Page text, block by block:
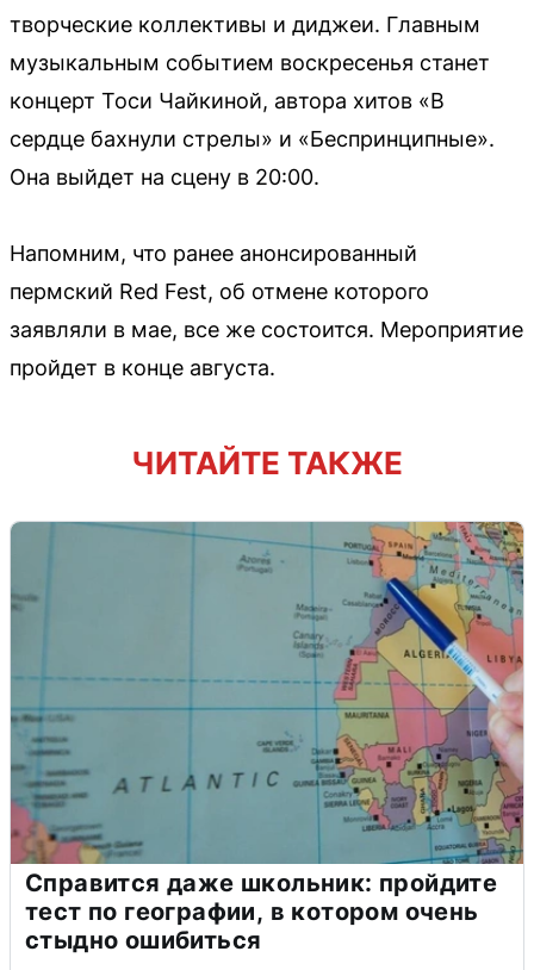
творческие коллективы и диджеи. Главным
музыкальным событием воскресенья станет
концерт Тоси Чайкиной, автора хитов «В
сердце бахнули стрелы» и «Беспринципные».
Она выйдет на сцену в 20:00.
Напомним, что ранее анонсированный
пермский Red Fest, об отмене которого
заявляли в мае, все же состоится. Мероприятие
пройдет в конце августа.
ЧИТАЙТЕ ТАКЖЕ
Справится даже школьник: пройдите
тест по географии, в котором очень
стыдно ошибиться